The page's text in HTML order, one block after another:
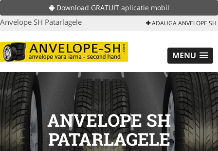
Download GRATUIT aplicatie mobil
Anvelope SH Patarlagele ADAUGA ANVELOPE SH
MENU
ANVELOPE SH
PATARLAGELE